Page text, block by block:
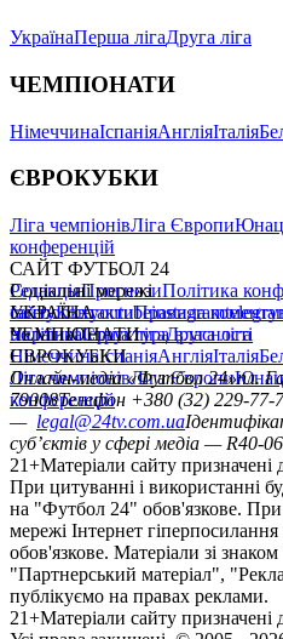
УкраїнаПерша лігаДруга ліга
ЧЕМПІОНАТИ
НімеччинаІспаніяАнгліяІталія
ЄВРОКУБКИ
Ліга чемпіонівЛіга Європи
конференцій
САЙТ ФУТБОЛ 24
РедакціяПрогнозиПолітика
сайтуКонтактиПравила
політикаСтруктура власності
Соціальні мережі
facebookxyoutubeinstagram
УКРАЇНА
УкраїнаПерша лігаДруга ліга
ЧЕМПІОНАТИ
НімеччинаІспаніяАнгліяІталія
ЄВРОКУБКИ
Ліга чемпіонівЛіга Європи
конференцій
Онлайн-медіа «Футбол 24»пл.
79008Телефон +380 (32) 229-77-
— legal@24tv.com.ua
суб’єктів у сфері медіа — R40-
21+Матеріали сайту призначені
При цитуванні і використанні
на "Футбол 24" обов'язкове. При
мережі Інтернет
обов'язкове. Матеріали зі
"Партнерський матеріал",
публікуємо на правах реклами.
21+Матеріали сайту призначені